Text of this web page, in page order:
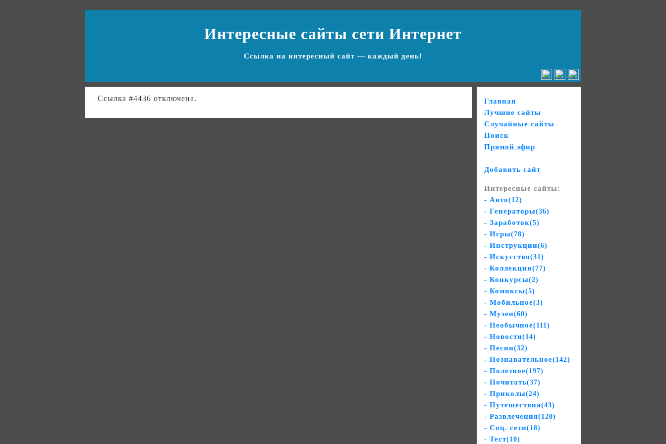
Интересные сайты сети Интернет
Ссылка на интересный сайт — каждый день!
Ссылка #4436 отключена.
Главная
Лучшие сайты
Случайные сайты
Поиск
Прямой эфир
Добавить сайт
Интересные сайты:
- Авто(12)
- Генераторы(36)
- Заработок(5)
- Игры(78)
- Инструкции(6)
- Искусство(31)
- Коллекции(77)
- Конкурсы(2)
- Комиксы(5)
- Мобильное(3)
- Музеи(60)
- Необычное(111)
- Новости(14)
- Песни(32)
- Познавательное(142)
- Полезное(197)
- Почитать(37)
- Приколы(24)
- Путешествия(43)
- Развлечения(120)
- Соц. сети(18)
- Тест(10)